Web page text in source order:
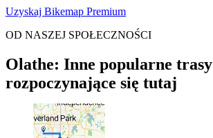
Uzyskaj Bikemap Premium
OD NASZEJ SPOŁECZNOŚCI
Olathe: Inne popularne trasy
rozpoczynające się tutaj